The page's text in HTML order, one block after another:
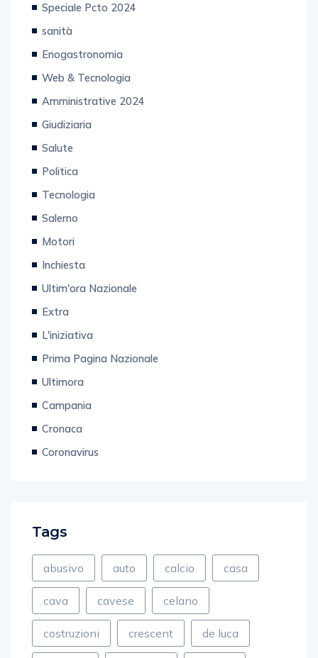
Speciale Pcto 2024
sanità
Enogastronomia
Web & Tecnologia
Amministrative 2024
Giudiziaria
Salute
Politica
Tecnologia
Salerno
Motori
Inchiesta
Ultim'ora Nazionale
Extra
L'iniziativa
Prima Pagina Nazionale
Ultimora
Campania
Cronaca
Coronavirus
Tags
abusivo auto calcio casa
cava cavese celano
costruzioni crescent de luca